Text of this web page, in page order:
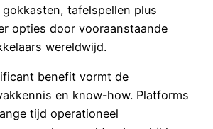
tafelspellen plus
opties door vooraanstaande
wereldwijd.
benefit vormt de
en know-how. Platforms
tijd operationeel